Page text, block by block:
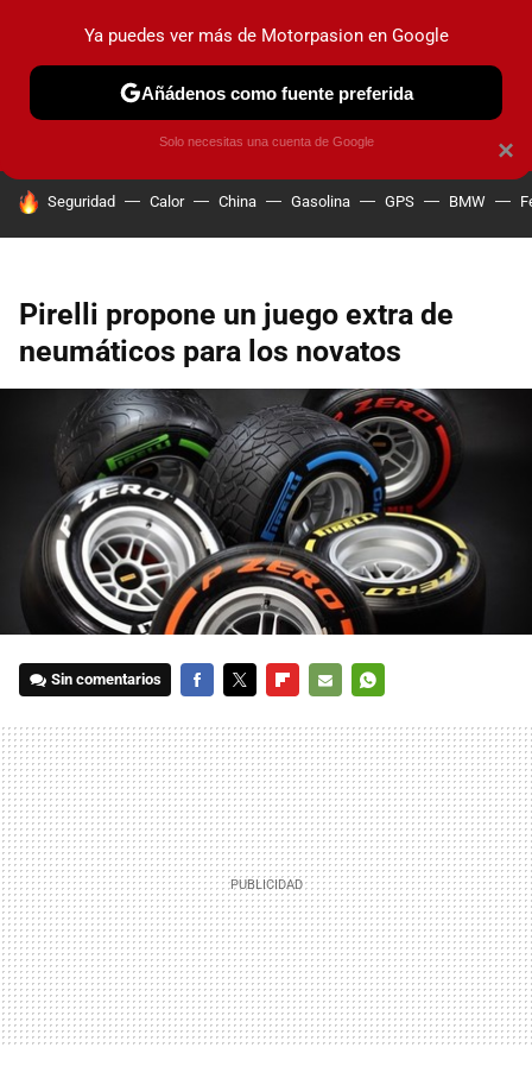
PRUEBAS COCHES ELÉCTRICOS OBSERVATORIO
HOY SE HABLA DE
Seguridad Calor China Gasolina GPS BMW
Pirelli propone un juego extra de
neumáticos para los novatos
Sin comentarios
MAIL
×
Ya puedes ver más de Motorpasion en Google
Añádenos como fuente preferida
Solo necesitas una cuenta de Google